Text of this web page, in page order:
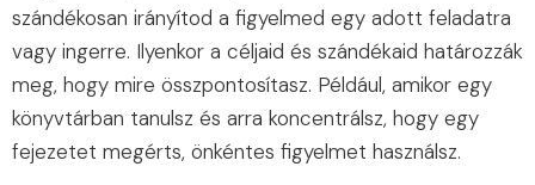
szándékosan irányítod a figyelmed egy adott feladatra
vagy ingerre. Ilyenkor a céljaid és szándékaid határozzák
meg, hogy mire összpontosítasz. Például, amikor egy
könyvtárban tanulsz és arra koncentrálsz, hogy egy
fejezetet megérts, önkéntes figyelmet használsz.